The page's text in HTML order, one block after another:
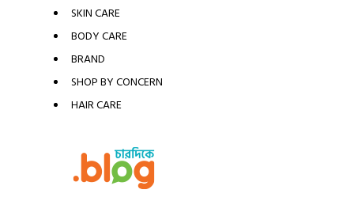
SKIN CARE
BODY CARE
BRAND
SHOP BY CONCERN
HAIR CARE